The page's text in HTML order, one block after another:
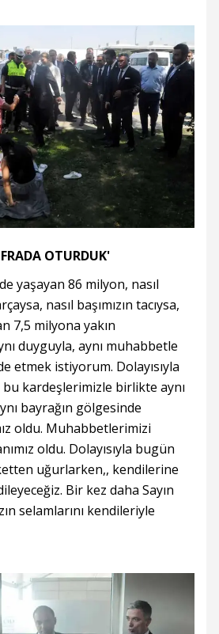
OTURDUK'
yaşayan 86 milyon, nasıl
nasıl başımızın tacıysa,
7,5 milyona yakın
duyguyla, aynı muhabbetle
etmek istiyorum. Dolayısıyla
kardeşlerimizle birlikte aynı
bayrağın gölgesinde
oldu. Muhabbetlerimizi
oldu. Dolayısıyla bugün
uğurlarken,, kendilerine
Bir kez daha Sayın
selamlarını kendileriyle